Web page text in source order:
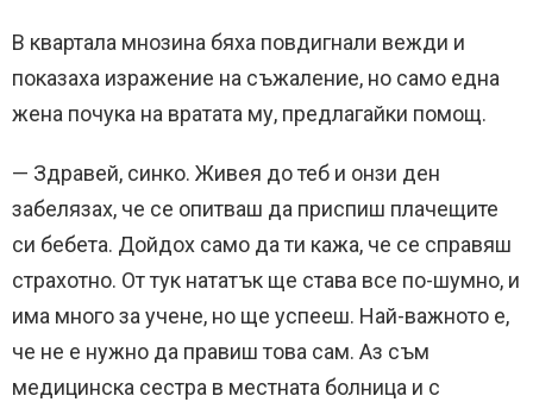
В квартала мнозина бяха повдигнали вежди и
показаха изражение на съжаление, но само една
жена почука на вратата му, предлагайки помощ.
— Здравей, синко. Живея до теб и онзи ден
забелязах, че се опитваш да приспиш плачещите
си бебета. Дойдох само да ти кажа, че се справяш
страхотно. От тук нататък ще става все по-шумно, и
има много за учене, но ще успееш. Най-важното е,
че не е нужно да правиш това сам. Аз съм
медицинска сестра в местната болница и с